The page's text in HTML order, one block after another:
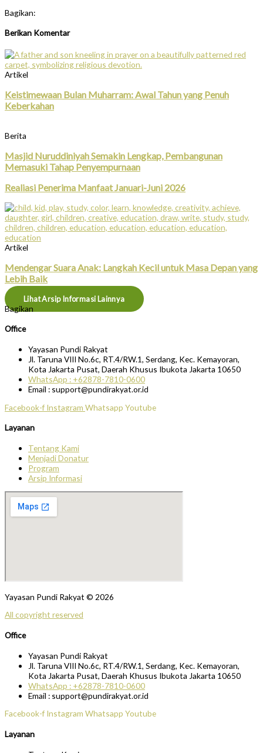
Bagikan:
Berikan Komentar
Artikel
Keistimewaan Bulan Muharram: Awal Tahun yang Penuh
Keberkahan
Berita
Masjid Nuruddiniyah Semakin Lengkap, Pembangunan
Memasuki Tahap Penyempurnaan
Realiasi Penerima Manfaat Januari-Juni 2026
Artikel
Mendengar Suara Anak: Langkah Kecil untuk Masa Depan yang
Lebih Baik
Lihat Arsip Informasi Lainnya
Bagikan
Office
Yayasan Pundi Rakyat
Jl. Taruna VIII No.6c, RT.4/RW.1, Serdang, Kec. Kemayoran,
Kota Jakarta Pusat, Daerah Khusus Ibukota Jakarta 10650
WhatsApp : +62878-7810-0600
Email : support@pundirakyat.or.id
Facebook-f Instagram Whatsapp Youtube
Layanan
Tentang Kami
Menjadi Donatur
Program
Arsip Informasi
Yayasan Pundi Rakyat © 2026
All copyright reserved
Office
Yayasan Pundi Rakyat
Jl. Taruna VIII No.6c, RT.4/RW.1, Serdang, Kec. Kemayoran,
Kota Jakarta Pusat, Daerah Khusus Ibukota Jakarta 10650
WhatsApp : +62878-7810-0600
Email : support@pundirakyat.or.id
Facebook-f Instagram Whatsapp Youtube
Layanan